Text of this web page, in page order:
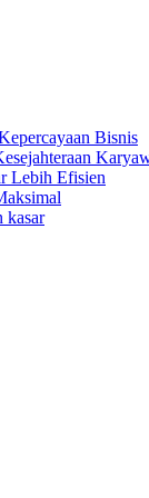
Bisnis
Lebih Efisien
kasar